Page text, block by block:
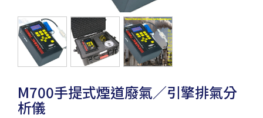
M700手提式煙道廢氣／引擎排氣分
析儀